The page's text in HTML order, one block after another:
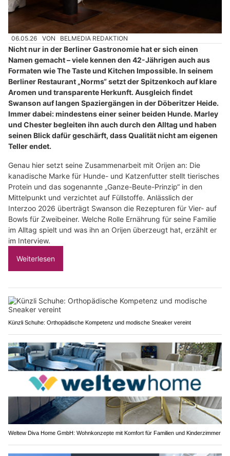
06.05.26 VON BELMEDIA REDAKTION
Nicht nur in der Berliner Gastronomie hat er sich einen
Namen gemacht – viele kennen den 42-Jährigen auch aus
Formaten wie The Taste und Kitchen Impossible. In seinem
Berliner Restaurant „Norms“ setzt der Spitzenkoch auf klare
Aromen und transparente Herkunft. Ausgleich findet
Swanson auf langen Spaziergängen in der Döberitzer Heide.
Immer dabei: mindestens einer seiner beiden Hunde. Marley
und Chester begleiten ihn auch durch den Alltag und haben
seinen Blick dafür geschärft, dass Qualität nicht am eigenen
Teller endet.
Genau hier setzt seine Zusammenarbeit mit Orijen an: Die
kanadische Marke für Hunde- und Katzenfutter stellt tierisches
Protein und das sogenannte „Ganze-Beute-Prinzip“ in den
Mittelpunkt und verzichtet auf Füllstoffe. Anlässlich der
Interzoo 2026 überträgt Swanson die Rezepturen für Vier- auf
Bowls für Zweibeiner. Welche Rolle Ernährung für seine Familie
im Alltag spielt und was ihn an Orijen überzeugt hat, erzählt er
im Interview.
Weiterlesen
Künzli Schuhe: Orthopädische Kompetenz und modische Sneaker vereint
Weltew Diva Home GmbH: Wohnkonzepte mit Komfort für Familien und Kinderzimmer